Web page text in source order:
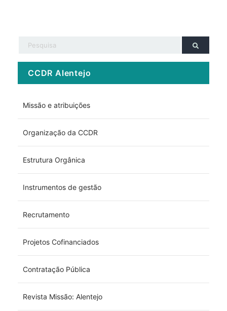
CCDR Alentejo
Missão e atribuições
Organização da CCDR
Estrutura Orgânica
Instrumentos de gestão
Recrutamento
Projetos Cofinanciados
Contratação Pública
Revista Missão: Alentejo